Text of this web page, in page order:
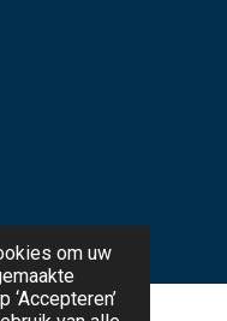
om uw
studio MariQue